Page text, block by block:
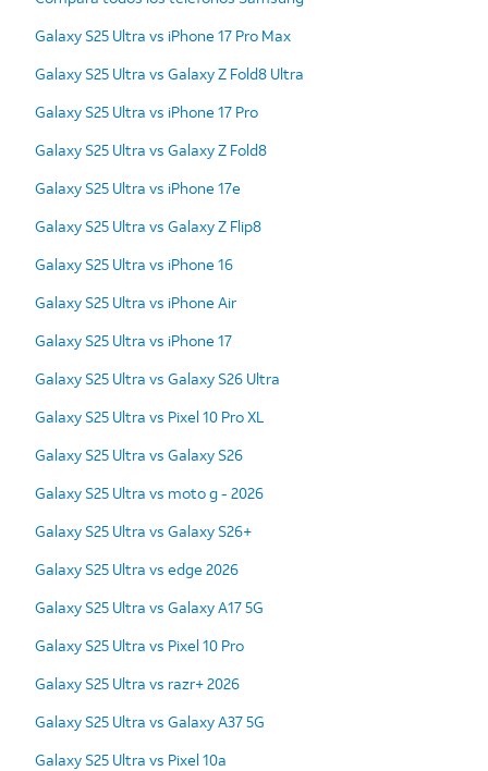
Galaxy S25 Ultra vs iPhone 17 Pro Max
Galaxy S25 Ultra vs Galaxy Z Fold8 Ultra
Galaxy S25 Ultra vs iPhone 17 Pro
Galaxy S25 Ultra vs Galaxy Z Fold8
Galaxy S25 Ultra vs iPhone 17e
Galaxy S25 Ultra vs Galaxy Z Flip8
Galaxy S25 Ultra vs iPhone 16
Galaxy S25 Ultra vs iPhone Air
Galaxy S25 Ultra vs iPhone 17
Galaxy S25 Ultra vs Galaxy S26 Ultra
Galaxy S25 Ultra vs Pixel 10 Pro XL
Galaxy S25 Ultra vs Galaxy S26
Galaxy S25 Ultra vs moto g - 2026
Galaxy S25 Ultra vs Galaxy S26+
Galaxy S25 Ultra vs edge 2026
Galaxy S25 Ultra vs Galaxy A17 5G
Galaxy S25 Ultra vs Pixel 10 Pro
Galaxy S25 Ultra vs razr+ 2026
Galaxy S25 Ultra vs Galaxy A37 5G
Galaxy S25 Ultra vs Pixel 10a